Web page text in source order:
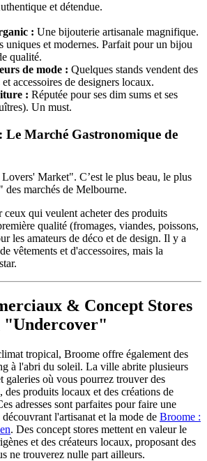
et détendue.
: Une bijouterie artisanale magnifique.
uniques et modernes. Parfait pour un bijou
qualité.
de mode : Quelques stands vendent des
accessoires de designers locaux.
: Réputée pour ses dim sums et ses
Un must.
Marché Gastronomique de
Market". C’est le plus beau, le plus
marchés de Melbourne.
ceux qui veulent acheter des produits
qualité (fromages, viandes, poissons,
les amateurs de déco et de design. Il y a
vêtements et d'accessoires, mais la
& Concept Stores
"Undercover"
tropical, Broome offre également des
à l'abri du soleil. La ville abrite plusieurs
galeries où vous pourrez trouver des
des produits locaux et des créations de
adresses sont parfaites pour faire une
l'artisanat et la mode de Broome :
. Des concept stores mettent en valeur le
et des créateurs locaux, proposant des
ne trouverez nulle part ailleurs.